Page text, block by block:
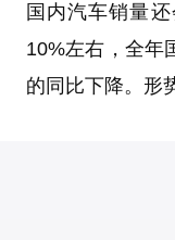
国内汽车销量
10%左右，全年
的同比下降。形